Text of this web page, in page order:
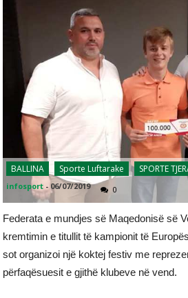
BALLINA Sporte Luftarake SPORTE
infosport - 06/07/2019 0
Federata e mundjes së Maqedonisë së
kremtimin e titullit të kampionit të
sot organizoi një koktej festiv me
përfaqësuesit e gjithë klubeve në vend.